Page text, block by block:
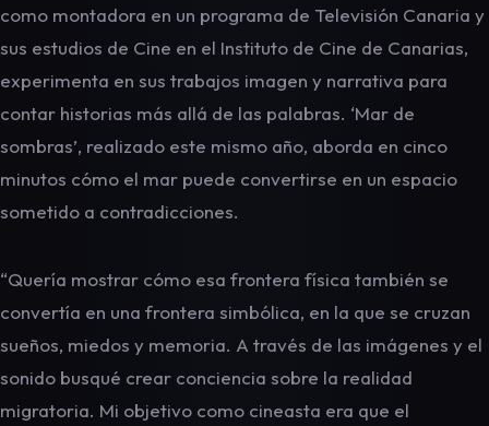
como montadora en un programa de Televisión Canaria y
sus estudios de Cine en el Instituto de Cine de Canarias,
experimenta en sus trabajos imagen y narrativa para
contar historias más allá de las palabras. ‘Mar de
sombras’, realizado este mismo año, aborda en cinco
minutos cómo el mar puede convertirse en un espacio
sometido a contradicciones.
“Quería mostrar cómo esa frontera física también se
convertía en una frontera simbólica, en la que se cruzan
sueños, miedos y memoria. A través de las imágenes y el
sonido busqué crear conciencia sobre la realidad
migratoria. Mi objetivo como cineasta era que el